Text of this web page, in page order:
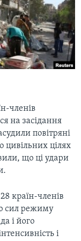
членів
на засідання
повітряні
цивільних цілях
що ці удари
28 країн-членів
сил режиму
і його
і